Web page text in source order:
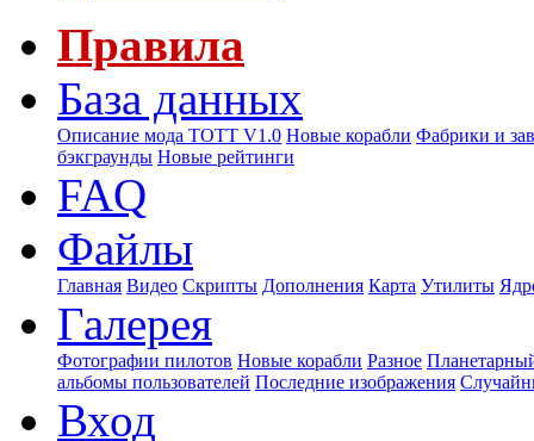
Правила
База данных
Описание мода ТОТТ V1.0 Новые корабли Фабрики и
бэкграунды Новые рейтинги
FAQ
Файлы
Главная Видео Скрипты Дополнения Карта Утилиты
Галерея
Фотографии пилотов Новые корабли Разное
альбомы пользователей Последние изображения
Вход